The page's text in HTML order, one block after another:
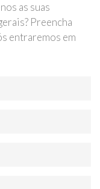
as suas
Preencha
entraremos em